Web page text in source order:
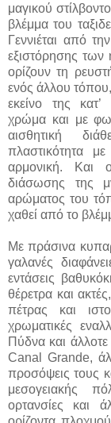
μαγικού
βλέμμα του
Γεννιέται από
εξιστόρησης
ορίζουν τη
ενός άλλου
εκείνο της κατ’
χρώμα και με
αισθητική
πλαστικότητα
αρμονική. Και
διάσωσης της
αρώματος του
χαθεί από το
Με πράσινα
γαλανές
εντάσεις
θέρετρα και
πέτρας και
χρωματικές
Πύδνα και
Canal Grande,
προσόψεις τους
μεσογειακής
ορτανσίες και